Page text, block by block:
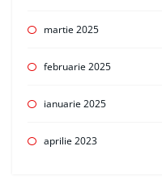
martie 2025
februarie 2025
ianuarie 2025
aprilie 2023